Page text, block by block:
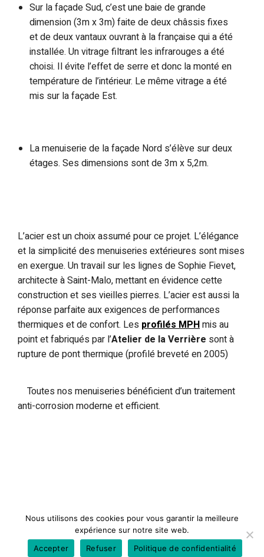
Sur la façade Sud, c’est une baie de grande
dimension (3m x 3m) faite de deux châssis fixes
et de deux vantaux ouvrant à la française qui a été
installée. Un vitrage filtrant les infrarouges a été
choisi. Il évite l’effet de serre et donc la monté en
température de l’intérieur. Le même vitrage a été
mis sur la façade Est.
La menuiserie de la façade Nord s’élève sur deux
étages. Ses dimensions sont de 3m x 5,2m.
L’acier est un choix assumé pour ce projet. L’élégance
et la simplicité des menuiseries extérieures sont mises
en exergue. Un travail sur les lignes de Sophie Fievet,
architecte à Saint-Malo, mettant en évidence cette
construction et ses vieilles pierres. L’acier est aussi la
réponse parfaite aux exigences de performances
thermiques et de confort. Les profilés MPHmis au
point et fabriqués par l’Atelier de la Verrière sont à
rupture de pont thermique (profilé breveté en 2005)
Toutes nos menuiseries bénéficient d’un traitement
anti-corrosion moderne et efficient.
Nous utilisons des cookies pour vous garantir la meilleure
expérience sur notre site web.
Accepter
Refuser Politique de confidentialité